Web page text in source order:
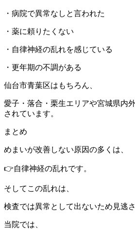
・病院で異常なしと言われた
・薬に頼りたくない
・自律神経の乱れを感じている
・更年期の不調がある
仙台市青葉区はもちろん、
愛子・落合・栗生エリアや宮城県内
されています。
まとめ
めまいが改善しない原因の多くは、
👉自律神経の乱れです。
そしてこの乱れは、
検査では異常として出ないため見逃
当院では、